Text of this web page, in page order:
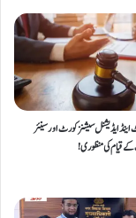
ایڈیشنل سیشنز کورٹ اور سینئر
قیام کی منظوری!